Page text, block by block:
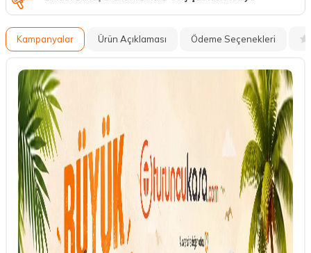
Kampanyalar Ürün Açıklaması Ödeme Seçenekleri